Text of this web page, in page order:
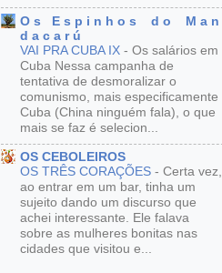
O s E s p i n h o s d o M a n
d a c a r ú
VAI PRA CUBA IX - Os salários em
Cuba Nessa campanha de
tentativa de desmoralizar o
comunismo, mais especificamente
Cuba (China ninguém fala), o que
mais se faz é selecion...
OS CEBOLEIROS
OS TRÊS CORAÇÕES - Certa vez,
ao entrar em um bar, tinha um
sujeito dando um discurso que
achei interessante. Ele falava
sobre as mulheres bonitas nas
cidades que visitou e...